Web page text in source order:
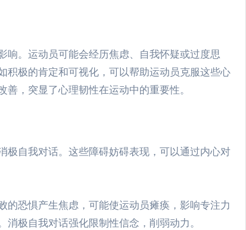
。运动员可能会经历焦虑、自我怀疑或过度思
积极的肯定和可视化，可以帮助运动员克服这些心
，突显了心理韧性在运动中的重要性。
极自我对话。这些障碍妨碍表现，可以通过内心对
的恐惧产生焦虑，可能使运动员瘫痪，影响专注力
极自我对话强化限制性信念，削弱动力。